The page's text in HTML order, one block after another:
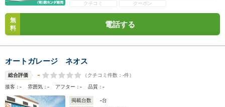
クチコミ
クーポン
無
料
電話する
オートガレージ ネオス
総合評価 - （クチコミ件数： -件）
接客：- 雰囲気：- アフター：- 品質：-
掲載台数 -台